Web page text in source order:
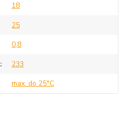
18
25
0,8
233
max. do 25°C